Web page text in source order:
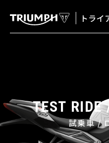
試乗車 /